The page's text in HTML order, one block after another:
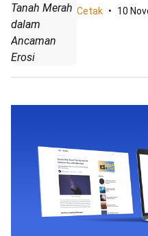
Tanah Merah
dalam
Ancaman
Erosi
Cetak 10